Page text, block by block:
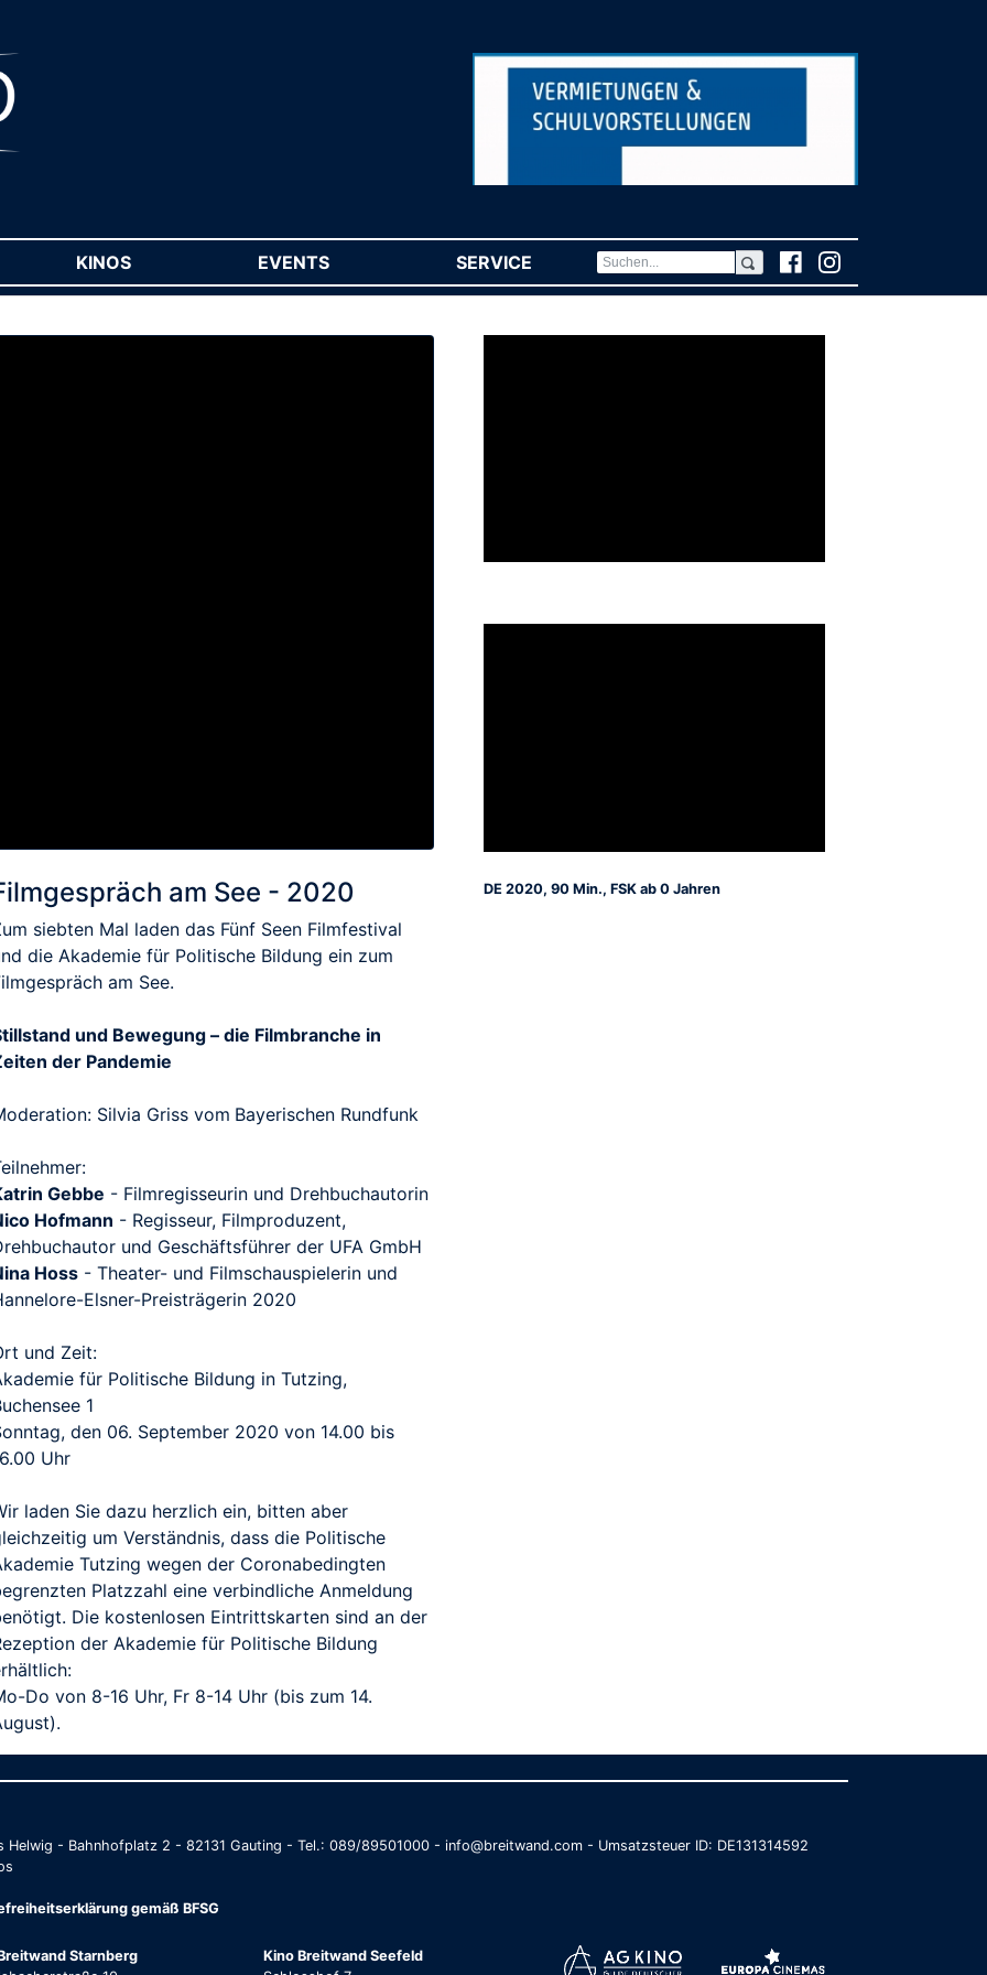
KINOS EVENTS SERVICE (CURRENT)
am See - 2020
siebten Mal laden das Fünf Seen Filmfestival
die Akademie für Politische Bildung ein zum
am See.
und Bewegung – die Filmbranche in
der Pandemie
Silvia Griss vom Bayerischen Rundfunk
Gebbe - Filmregisseurin und Drehbuchautorin
Hofmann - Regisseur, Filmproduzent,
und Geschäftsführer der UFA GmbH
Hoss - Theater- und Filmschauspielerin und
Elsner-Preisträgerin 2020
und Zeit:
für Politische Bildung in Tutzing,
1
den 06. September 2020 von 14.00 bis
Uhr
laden Sie dazu herzlich ein, bitten aber
um Verständnis, dass die Politische
Tutzing wegen der Coronabedingten
Platzzahl eine verbindliche Anmeldung
Die kostenlosen Eintrittskarten sind an der
der Akademie für Politische Bildung
Do von 8-16 Uhr, Fr 8-14 Uhr (bis zum 14.
DE 2020, 90 Min., FSK ab 0 Jahren
- Bahnhofplatz 2 - 82131 Gauting - Tel.: 089/89501000 - info@breitwand.com - Umsatzsteuer ID: DE131314592
gemäß BFSG
Starnberg
Kino Breitwand Seefeld